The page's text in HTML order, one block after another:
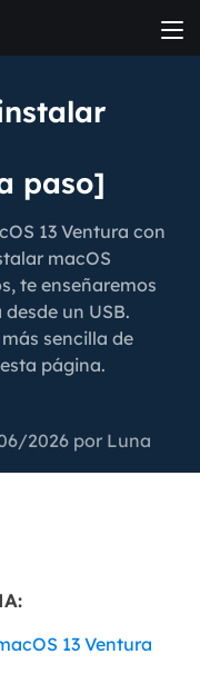
paso]
13 Ventura con
macOS
te enseñaremos
un USB.
sencilla de
página.
2026 por Luna
13 Ventura